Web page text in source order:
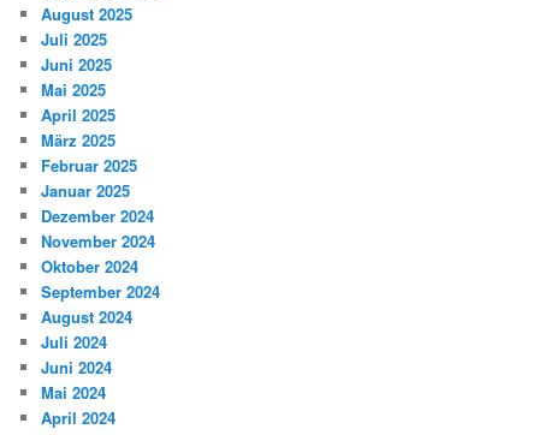
August 2025
Juli 2025
Juni 2025
Mai 2025
April 2025
März 2025
Februar 2025
Januar 2025
Dezember 2024
November 2024
Oktober 2024
September 2024
August 2024
Juli 2024
Juni 2024
Mai 2024
April 2024